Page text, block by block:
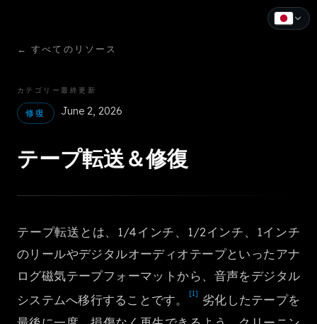
← すべてのリソース
カテゴリー
修復
最終更新
June 2, 2026
テープ転送＆修復
テープ転送とは、1/4インチ、1/2インチ、1インチ
のリールやデジタルオーディオテープといったアナ
ログ磁気テープフォーマットから、音声をデジタル
システムへ移行することです。
[1] 劣化したテープを
Русский
日本語